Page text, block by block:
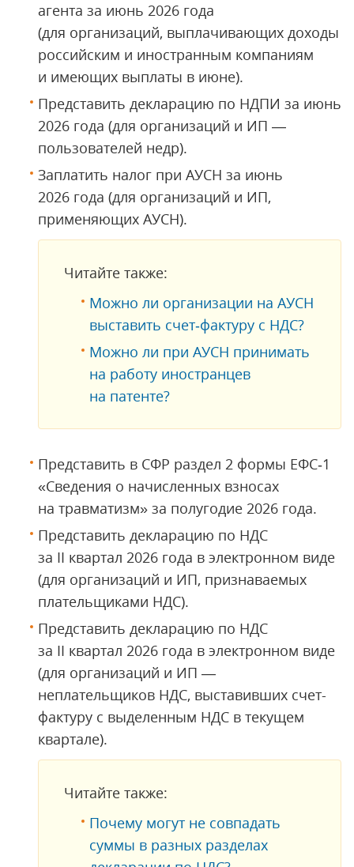
агента за июнь 2026 года
(для организаций, выплачивающих доходы
российским и иностранным компаниям
и имеющих выплаты в июне).
Представить декларацию по НДПИ за июнь
2026 года (для организаций и ИП —
пользователей недр).
Заплатить налог при АУСН за июнь
2026 года (для организаций и ИП,
применяющих АУСН).
Читайте также:
Можно ли организации на АУСН
выставить счет‑фактуру с НДС?
Можно ли при АУСН принимать
на работу иностранцев
на патенте?
Представить в СФР раздел 2 формы ЕФС‑1
«Сведения о начисленных взносах
на травматизм» за полугодие 2026 года.
Представить декларацию по НДС
за II квартал 2026 года в электронном виде
(для организаций и ИП, признаваемых
плательщиками НДС).
Представить декларацию по НДС
за II квартал 2026 года в электронном виде
(для организаций и ИП —
неплательщиков НДС, выставивших счет-
фактуру с выделенным НДС в текущем
квартале).
Читайте также:
Почему могут не совпадать
суммы в разных разделах